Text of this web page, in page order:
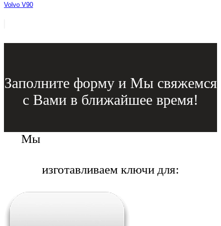
Volvo V90
Заполните форму и Мы свяжемся
с Вами в ближайшее время!
Мы
изготавливаем ключи для: